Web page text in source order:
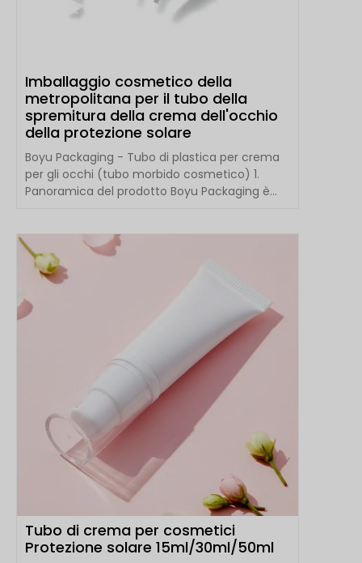
Imballaggio cosmetico della
metropolitana per il tubo della
spremitura della crema dell'occhio
della protezione solare
Boyu Packaging - Tubo di plastica per crema
per gli occhi (tubo morbido cosmetico) 1.
Panoramica del prodotto Boyu Packaging è
Tubo di crema per cosmetici
Protezione solare 15ml/30ml/50ml